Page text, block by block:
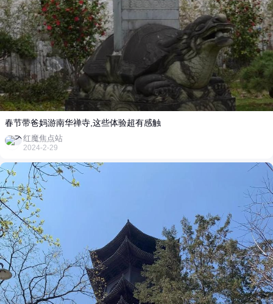
春节带爸妈游南华禅寺,这些体验超有感触
红魔焦点站
2024-2-29